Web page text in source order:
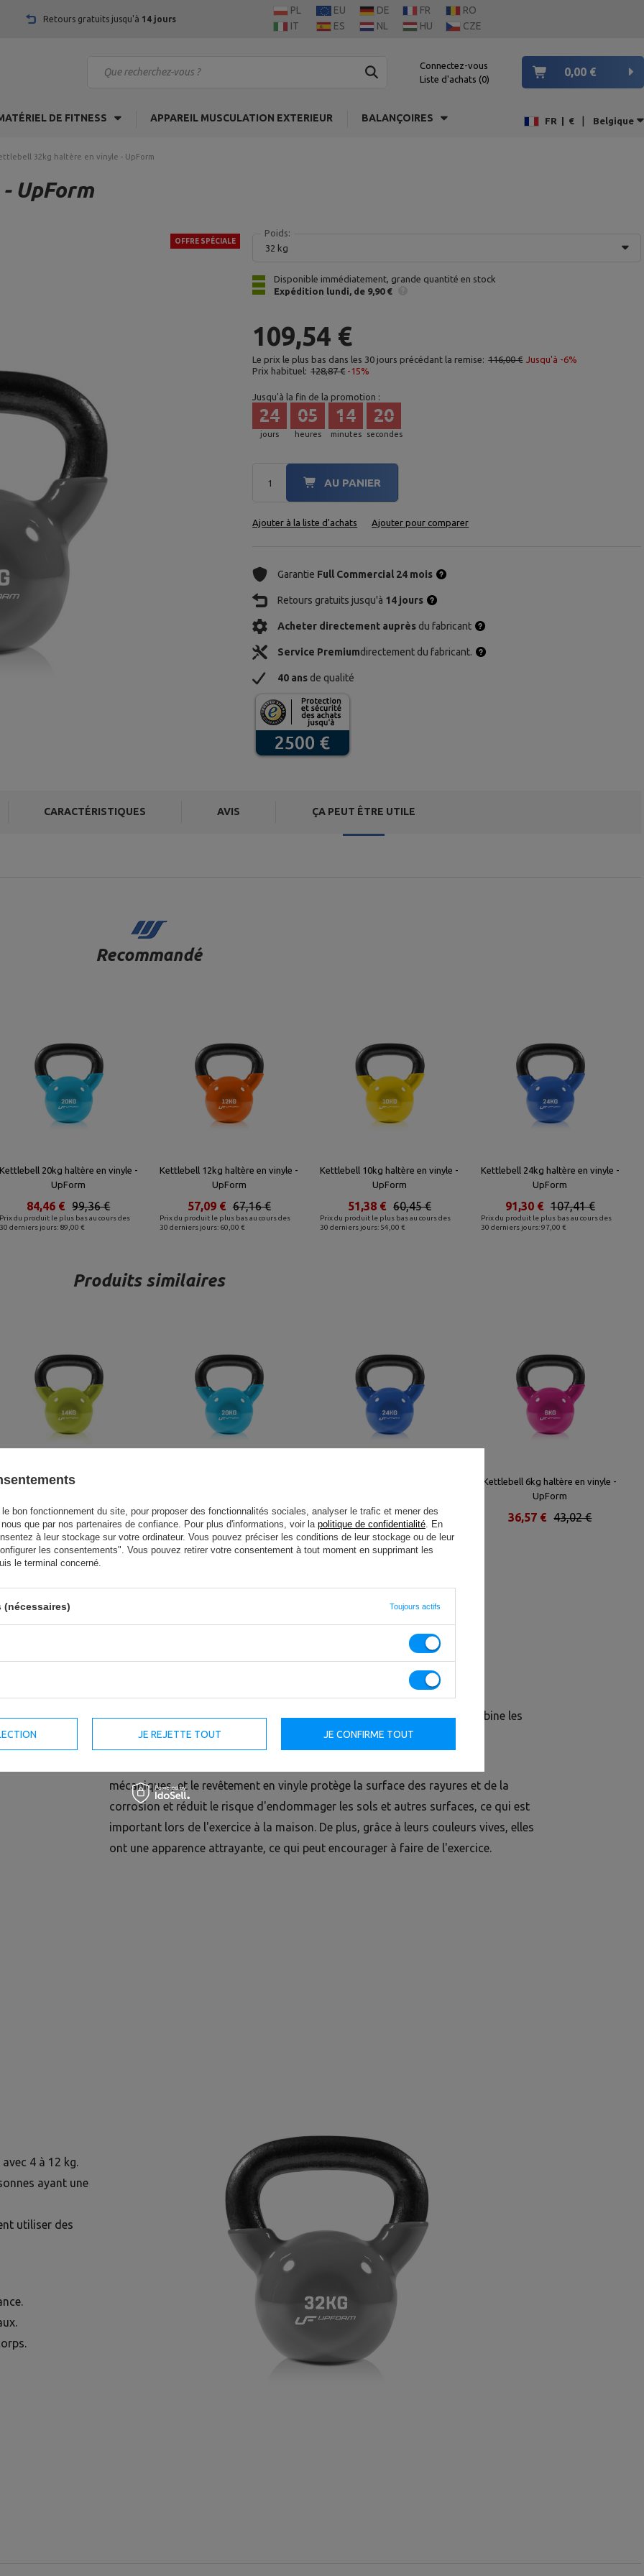
Retours gratuits jusqu'à 14 jours
PL EU DE FR
RO
IT
ES NL HU CZE
Connectez-vous
Liste d'achats 0
0,00 €
DE FITNESS APPAREIL MUSCULATION EXTERIEUR BALANÇOIRES FR € | Belgique
32kg haltère en vinyle - UpForm
UpForm
OFFRE SPÉCIALE
Poids:
32 kg
Disponible immédiatement, grande quantité en stock
Expédition lundi de 9,90 €
109,54 €
Le prix le plus bas dans les 30 jours précédant la remise: 116,00 € Jusqu'à -6%
Prix habituel: 128,87 € -15%
Jusqu'à la fin de la promotion :
jours
24
heures
05
minutes
14
secondes
19
AU PANIER
Ajouter à la liste d'achats Ajouter pour comparer
Garantie Full Commercial 24 mois
Retours gratuits jusqu'à 14 jours
Acheter directement auprès du fabricant
Service Premiumdirectement du fabricant.
40 ans de qualité
CARACTÉRISTIQUES AVIS ÇA PEUT ÊTRE UTILE
Recommandé
Kettlebell 20kg haltère en vinyle -
UpForm
Prix du produit le plus bas au cours des
30 derniers jours: 89,00 €
99,36 €
84,46 €
Kettlebell 12kg haltère en vinyle -
UpForm
Prix du produit le plus bas au cours des
30 derniers jours: 60,00 €
67,16 €
57,09 €
Kettlebell 10kg haltère en vinyle -
UpForm
Prix du produit le plus bas au cours des
30 derniers jours: 54,00 €
60,45 €
51,38 €
Kettlebell 24kg haltère en vinyle -
UpForm
Prix du produit le plus bas au cours des
30 derniers jours: 97,00 €
107,41 €
91,30 €
Produits similaires
14kg haltère en vinyle -
75,21 €
63,93 € 99,36 €
84,46 € 107,41 €
91,30 €
Kettlebell 6kg haltère en vinyle -
UpForm
43,02 €
36,57 €
Le kettlebell en fonte vinyle deUpFormest un type de poids qui combine les
avantages de la fonte et du vinyle.
mécaniques, et le revêtement en vinyle protège la surface des rayures et de la
corrosion et réduit le risque d'endommager les sols et autres surfaces, ce qui est
important lors de l'exercice à la maison. De plus, grâce à leurs couleurs vives, elles
ont une apparence attrayante, ce qui peut encourager à faire de l'exercice.
4 à 12 kg.
ayant une
utiliser des
bon fonctionnement du site, pour proposer des fonctionnalités sociales, analyser le trafic et mener des
que par nos partenaires de confiance. Pour plus d'informations, voir la politique de confidentialité. En
à leur stockage sur votre ordinateur. Vous pouvez préciser les conditions de leur stockage ou de leur
les consentements". Vous pouvez retirer votre consentement à tout moment en supprimant les
le terminal concerné.
Toujours actifs
JE REJETTE TOUT JE CONFIRME TOUT